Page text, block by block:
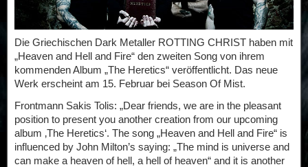
Die Griechischen Dark Metaller ROTTING CHRIST haben mit
„Heaven and Hell and Fire“ den zweiten Song von ihrem
kommenden Album „The Heretics“ veröffentlicht. Das neue
Werk erscheint am 15. Februar bei Season Of Mist.
Frontmann Sakis Tolis: „Dear friends, we are in the pleasant
position to present you another creation from our upcoming
album ‚The Heretics‘. The song „Heaven and Hell and Fire“ is
influenced by John Milton’s saying: „The mind is universe and
can make a heaven of hell, a hell of heaven“ and it is another